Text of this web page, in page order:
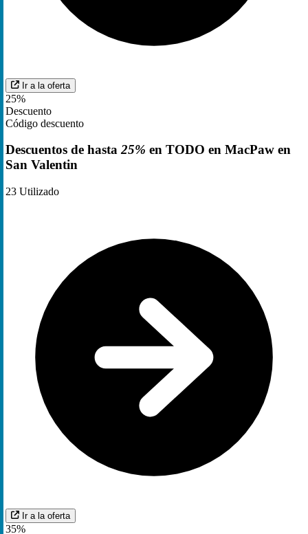
Ir a la oferta
25%
Descuento
Código descuento
Descuentos de hasta25% en TODO en MacPaw en
San Valentin
23 Utilizado
Ir a la oferta
35%